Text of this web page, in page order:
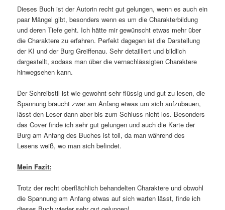
Dieses Buch ist der Autorin recht gut gelungen, wenn es auch ein
paar Mängel gibt, besonders wenn es um die Charakterbildung
und deren Tiefe geht. Ich hätte mir gewünscht etwas mehr über
die Charaktere zu erfahren. Perfekt dagegen ist die Darstellung
der KI und der Burg Greiffenau. Sehr detailliert und bildlich
dargestellt, sodass man über die vernachlässigten Charaktere
hinwegsehen kann.
Der Schreibstil ist wie gewohnt sehr flüssig und gut zu lesen, die
Spannung braucht zwar am Anfang etwas um sich aufzubauen,
lässt den Leser dann aber bis zum Schluss nicht los. Besonders
das Cover finde ich sehr gut gelungen und auch die Karte der
Burg am Anfang des Buches ist toll, da man während des
Lesens weiß, wo man sich befindet.
Mein Fazit:
Trotz der recht oberflächlich behandelten Charaktere und obwohl
die Spannung am Anfang etwas auf sich warten lässt, finde ich